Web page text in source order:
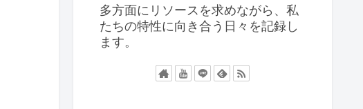
多方面にリソースを求めながら、私
たちの特性に向き合う日々を記録し
ます。